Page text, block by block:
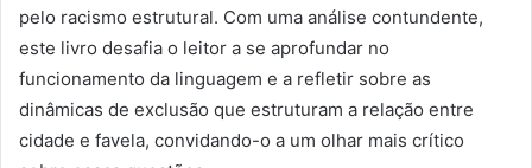
pelo racismo estrutural. Com uma análise contundente,
este livro desafia o leitor a se aprofundar no
funcionamento da linguagem e a refletir sobre as
dinâmicas de exclusão que estruturam a relação entre
cidade e favela, convidando-o a um olhar mais crítico